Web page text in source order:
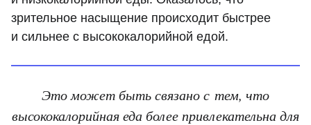
зрительное насыщение происходит быстрее
и сильнее с высококалорийной едой.
Это может быть связано с тем, что
высококалорийная еда более привлекательна для